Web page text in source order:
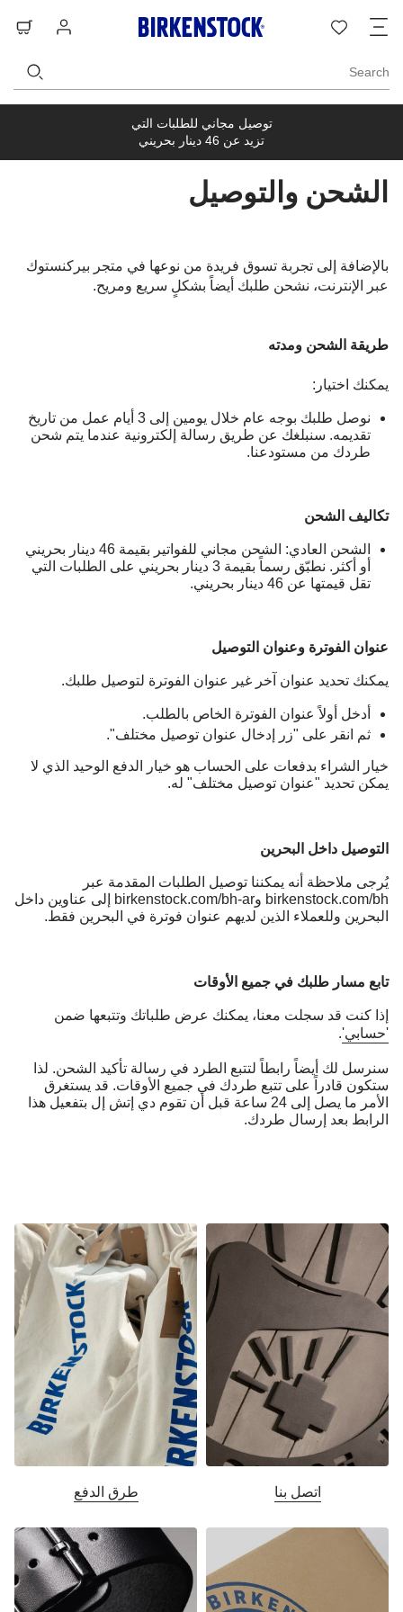
الدخول
Search
توصيل مجاني للطلبات التي
تزيد عن 46 دينار بحريني
الشحن والتوصيل
بالإضافة إلى تجربة تسوق فريدة من نوعها في متجر بيركنستوك
عبر الإنترنت، نشحن طلبك أيضاً بشكلٍ سريع ومريح.
طريقة الشحن ومدته
يمكنك اختيار:
نوصل طلبك بوجه عام خلال يومين إلى 3 أيام عمل من تاريخ
تقديمه. سنبلغك عن طريق رسالة إلكترونية عندما يتم شحن
طردك من مستودعنا.
تكاليف الشحن
الشحن العادي: الشحن مجاني للفواتير بقيمة 46 دينار بحريني
أو أكثر. نطبّق رسماً بقيمة 3 دينار بحريني على الطلبات التي
تقل قيمتها عن 46 دينار بحريني.
عنوان الفوترة وعنوان التوصيل
يمكنك تحديد عنوان آخر غير عنوان الفوترة لتوصيل طلبك.
أدخل أولاً عنوان الفوترة الخاص بالطلب.
ثم انقر على "زر إدخال عنوان توصيل مختلف".
خيار الشراء بدفعات على الحساب هو خيار الدفع الوحيد الذي لا
يمكن تحديد "عنوان توصيل مختلف" له.
التوصيل داخل البحرين
يُرجى ملاحظة أنه يمكننا توصيل الطلبات المقدمة عبر
birkenstock.com/bh وbirkenstock.com/bh-ar إلى عناوين داخل
البحرين وللعملاء الذين لديهم عنوان فوترة في البحرين فقط.
تابع مسار طلبك في جميع الأوقات
إذا كنت قد سجلت معنا، يمكنك عرض طلباتك وتتبعها ضمن
'حسابي'.
سنرسل لك أيضاً رابطاً لتتبع الطرد في رسالة تأكيد الشحن. لذا
ستكون قادراً على تتبع طردك في جميع الأوقات. قد يستغرق
الأمر ما يصل إلى 24 ساعة قبل أن تقوم دي إتش إل بتفعيل هذا
الرابط بعد إرسال طردك.
اتصل بنا طرق الدفع